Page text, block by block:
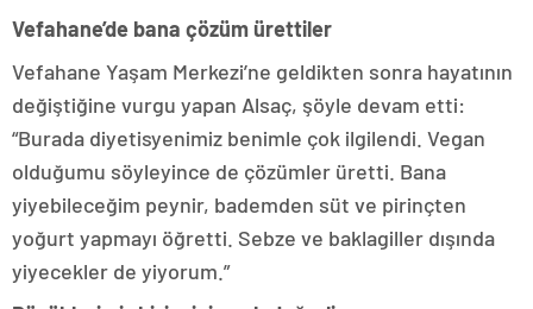
Vefahane’de bana çözüm ürettiler
Vefahane Yaşam Merkezi’ne geldikten sonra hayatının
değiştiğine vurgu yapan Alsaç, şöyle devam etti:
“Burada diyetisyenimiz benimle çok ilgilendi. Vegan
olduğumu söyleyince de çözümler üretti. Bana
yiyebileceğim peynir, bademden süt ve pirinçten
yoğurt yapmayı öğretti. Sebze ve baklagiller dışında
yiyecekler de yiyorum.”